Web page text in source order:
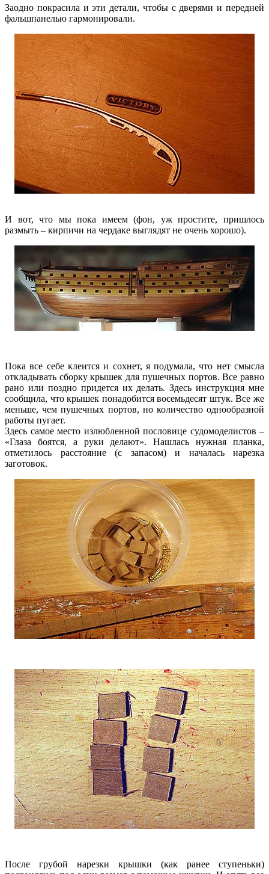
Заодно покрасила и эти детали, чтобы с дверями и передней
фальшпанелью гармонировали.
И вот, что мы пока имеем (фон, уж простите, пришлось
размыть – кирпичи на чердаке выглядят не очень хорошо).
Пока все себе клеится и сохнет, я подумала, что нет смысла
откладывать сборку крышек для пушечных портов. Все равно
рано или поздно придется их делать. Здесь инструкция мне
сообщила, что крышек понадобится восемьдесят штук. Все же
меньше, чем пушечных портов, но количество однообразной
работы пугает.
Здесь самое место излюбленной пословице судомоделистов –
«Глаза боятся, а руки делают». Нашлась нужная планка,
отметилось расстояние (с запасом) и началась нарезка
заготовок.
После грубой нарезки крышки (как ранее ступеньки)